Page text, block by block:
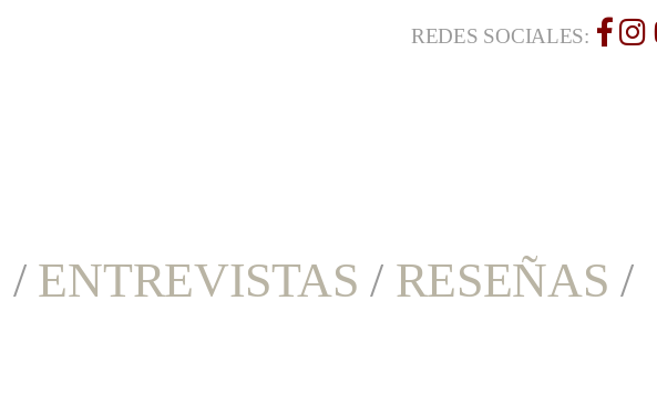
REDES SOCIALES:
/ ENTREVISTAS / RESEÑAS /